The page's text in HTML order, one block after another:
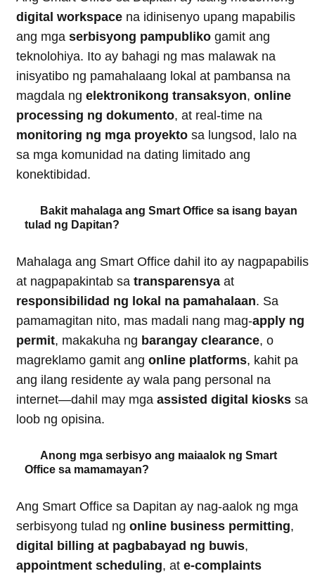
digital workspace na idinisenyo upang mapabilis
ang mga serbisyong pampubliko gamit ang
teknolohiya. Ito ay bahagi ng mas malawak na
inisyatibo ng pamahalaang lokal at pambansa na
magdala ng elektronikong transaksyon, online
processing ng dokumento, at real-time na
monitoring ng mga proyekto sa lungsod, lalo na
sa mga komunidad na dating limitado ang
konektibidad.
Bakit mahalaga ang Smart Office sa isang bayan
tulad ng Dapitan?
Mahalaga ang Smart Office dahil ito ay nagpapabilis
at nagpapakintab sa transparensya at
responsibilidad ng lokal na pamahalaan. Sa
pamamagitan nito, mas madali nang mag-apply ng
permit, makakuha ng barangay clearance, o
magreklamo gamit ang online platforms, kahit pa
ang ilang residente ay wala pang personal na
internet—dahil may mga assisted digital kiosks sa
loob ng opisina.
Anong mga serbisyo ang maiaalok ng Smart
Office sa mamamayan?
Ang Smart Office sa Dapitan ay nag-aalok ng mga
serbisyong tulad ng online business permitting,
digital billing at pagbabayad ng buwis,
appointment scheduling, at e-complaints